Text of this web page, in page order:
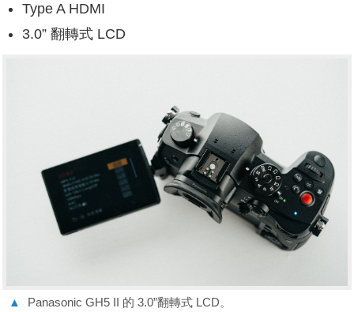
Type A HDMI
3.0” 翻轉式 LCD
▲ Panasonic GH5 II 的 3.0”翻轉式 LCD。